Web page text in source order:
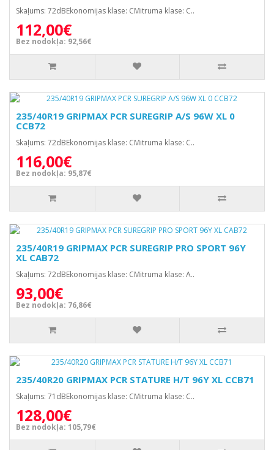
Skaļums: 72dBEkonomijas klase: CMitruma klase: C..
112,00€
Bez nodokļa: 92,56€
235/40R19 GRIPMAX PCR SUREGRIP A/S 96W XL 0
CCB72
Skaļums: 72dBEkonomijas klase: CMitruma klase: C..
116,00€
Bez nodokļa: 95,87€
235/40R19 GRIPMAX PCR SUREGRIP PRO SPORT 96Y
XL CAB72
Skaļums: 72dBEkonomijas klase: CMitruma klase: A..
93,00€
Bez nodokļa: 76,86€
235/40R20 GRIPMAX PCR STATURE H/T 96Y XL CCB71
Skaļums: 71dBEkonomijas klase: CMitruma klase: C..
128,00€
Bez nodokļa: 105,79€